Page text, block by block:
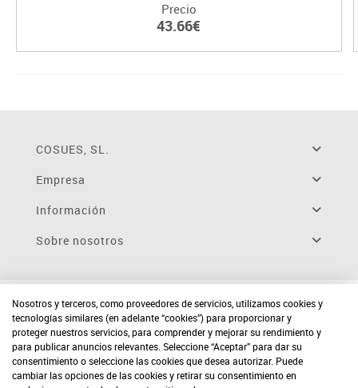
Precio
43.66€
COSUES, SL.
Empresa
Información
Sobre nosotros
Nosotros y terceros, como proveedores de servicios, utilizamos cookies y
tecnologías similares (en adelante “cookies”) para proporcionar y
proteger nuestros servicios, para comprender y mejorar su rendimiento y
para publicar anuncios relevantes. Seleccione “Aceptar” para dar su
consentimiento o seleccione las cookies que desea autorizar. Puede
cambiar las opciones de las cookies y retirar su consentimiento en